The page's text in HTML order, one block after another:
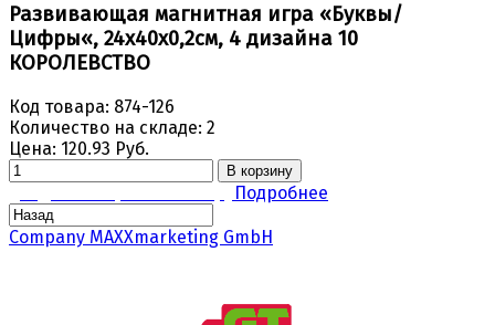
Развивающая магнитная игра «Буквы/
Цифры«, 24х40х0,2см, 4 дизайна 10
КОРОЛЕВСТВО
Код товара: 874-126
Количество на складе: 2
Цена: 120.93 Руб.
В корзину
Подробнее
Company MAXXmarketing GmbH